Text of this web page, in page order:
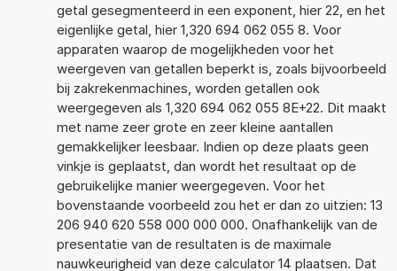
getal gesegmenteerd in een exponent, hier 22, en het
eigenlijke getal, hier 1,320 694 062 055 8. Voor
apparaten waarop de mogelijkheden voor het
weergeven van getallen beperkt is, zoals bijvoorbeeld
bij zakrekenmachines, worden getallen ook
weergegeven als 1,320 694 062 055 8E+22. Dit maakt
met name zeer grote en zeer kleine aantallen
gemakkelijker leesbaar. Indien op deze plaats geen
vinkje is geplaatst, dan wordt het resultaat op de
gebruikelijke manier weergegeven. Voor het
bovenstaande voorbeeld zou het er dan zo uitzien: 13
206 940 620 558 000 000 000. Onafhankelijk van de
presentatie van de resultaten is de maximale
nauwkeurigheid van deze calculator 14 plaatsen. Dat